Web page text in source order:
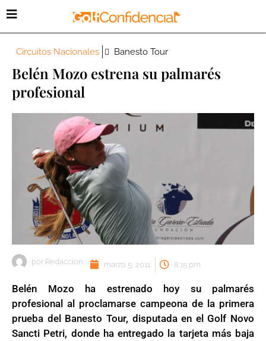
Circuitos Nacionales Banesto Tour
Belén Mozo estrena su palmarés
profesional
por Redaccion marzo 5, 2011 8:15 pm
Belén Mozo ha estrenado hoy su palmarés
profesional al proclamarse campeona de la primera
prueba del Banesto Tour, disputada en el Golf Novo
Sancti Petri, donde ha entregado la tarjeta más baja